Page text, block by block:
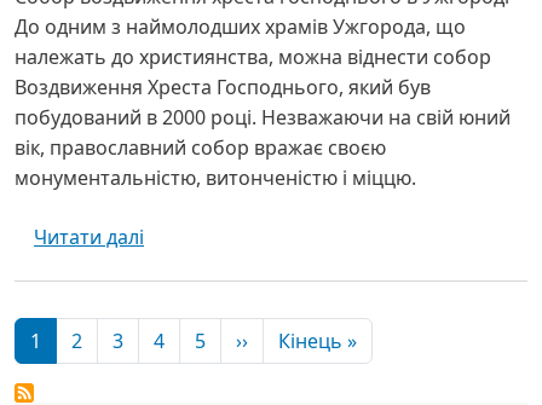
До одним з наймолодших храмів Ужгорода, що
належать до християнства, можна віднести собор
Воздвиження Хреста Господнього, який був
побудований в 2000 році. Незважаючи на свій юний
вік, православний собор вражає своєю
монументальністю, витонченістю і міццю.
Читати далі
Розбивка на сторінки
1 2 3 4 5 ››Наступна сторінка
Кінець »Остання сторінка